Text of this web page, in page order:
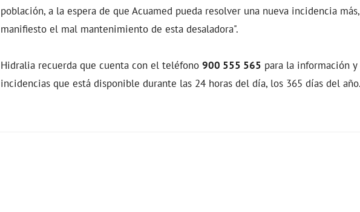
población, a la espera de que Acuamed pueda resolver una nueva incidencia
manifiesto el mal mantenimiento de esta desaladora".
Hidralia recuerda que cuenta con el teléfono 900 555 565 para la información
incidencias que está disponible durante las 24 horas del día, los 365 días del año.